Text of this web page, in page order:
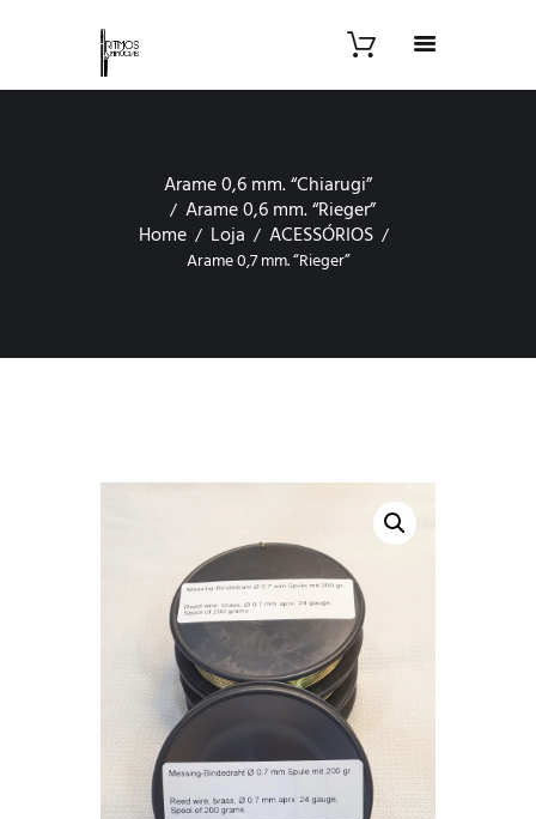
Arame 0,6 mm. “Chiarugi”
Arame 0,6 mm. “Rieger”
Home
Loja ACESSÓRIOS
Arame 0,7 mm. “Rieger”